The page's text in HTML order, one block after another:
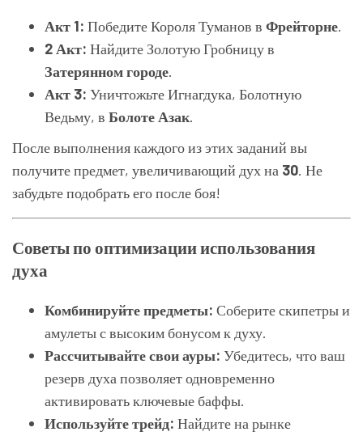
Акт 1: Победите Короля Туманов в Фрейторне.
2 Акт: Найдите Золотую Гробницу в
Затерянном городе.
Акт 3: Уничтожьте Игнагдука, Болотную
Ведьму, в Болоте Азак.
После выполнения каждого из этих заданий вы
получите предмет, увеличивающий дух на 30. Не
забудьте подобрать его после боя!
Советы по оптимизации использования
духа
Комбинируйте предметы: Соберите скипетры и
амулеты с высоким бонусом к духу.
Рассчитывайте свои ауры: Убедитесь, что ваш
резерв духа позволяет одновременно
активировать ключевые баффы.
Используйте трейд: Найдите на рынке